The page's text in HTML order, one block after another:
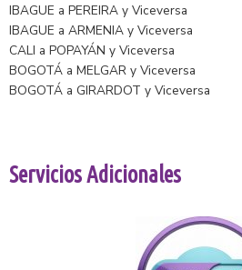
IBAGUE a PEREIRA y Viceversa
IBAGUE a ARMENIA y Viceversa
CALI a POPAYÁN y Viceversa
BOGOTÁ a MELGAR y Viceversa
BOGOTÁ a GIRARDOT y Viceversa
Servicios Adicionales